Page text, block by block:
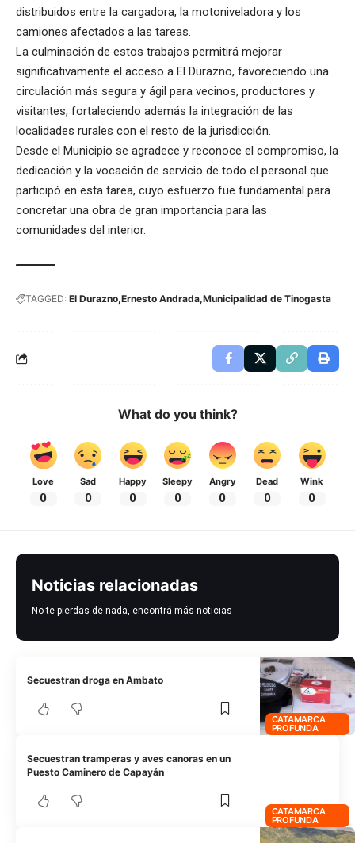
distribuidos entre la cargadora, la motoniveladora y los
camiones afectados a las tareas.
La culminación de estos trabajos permitirá mejorar
significativamente el acceso a El Durazno, favoreciendo una
circulación más segura y ágil para vecinos, productores y
visitantes, fortaleciendo además la integración de las
localidades rurales con el resto de la jurisdicción.
Desde el Municipio se agradece y reconoce el compromiso, la
dedicación y la vocación de servicio de todo el personal que
participó en esta tarea, cuyo esfuerzo fue fundamental para
concretar una obra de gran importancia para las
comunidades del interior.
TAGGED: El Durazno Ernesto Andrada Municipalidad de Tinogasta
What do you think?
Love
0
Sad
0
Happy
0
Sleepy
0
Angry
0
Dead
0
Wink
0
Noticias relacionadas
No te pierdas de nada, encontrá más noticias
CATAMARCA
PROFUNDA
Secuestran droga en Ambato
CATAMARCA
PROFUNDA
Secuestran tramperas y aves canoras en un
Puesto Caminero de Capayán